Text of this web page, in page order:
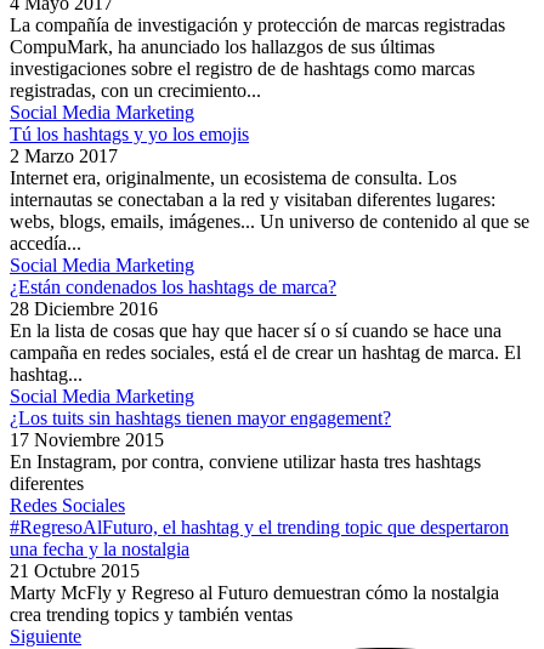
La compañía de investigación y protección de marcas registradas
CompuMark, ha anunciado los hallazgos de sus últimas
investigaciones sobre el registro de de hashtags como marcas
registradas, con un crecimiento...
Social Media Marketing
Tú los hashtags y yo los emojis
2 Marzo 2017
Internet era, originalmente, un ecosistema de consulta. Los
internautas se conectaban a la red y visitaban diferentes lugares:
webs, blogs, emails, imágenes... Un universo de contenido al que se
accedía...
Social Media Marketing
¿Están condenados los hashtags de marca?
28 Diciembre 2016
En la lista de cosas que hay que hacer sí o sí cuando se hace una
campaña en redes sociales, está el de crear un hashtag de marca. El
hashtag...
Social Media Marketing
¿Los tuits sin hashtags tienen mayor engagement?
17 Noviembre 2015
En Instagram, por contra, conviene utilizar hasta tres hashtags
diferentes
Redes Sociales
#RegresoAlFuturo, el hashtag y el trending topic que despertaron
una fecha y la nostalgia
21 Octubre 2015
Marty McFly y Regreso al Futuro demuestran cómo la nostalgia
crea trending topics y también ventas
Siguiente